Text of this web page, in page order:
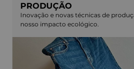
PRODUÇÃO
Inovação e novas técnicas de
nosso impacto ecológico.